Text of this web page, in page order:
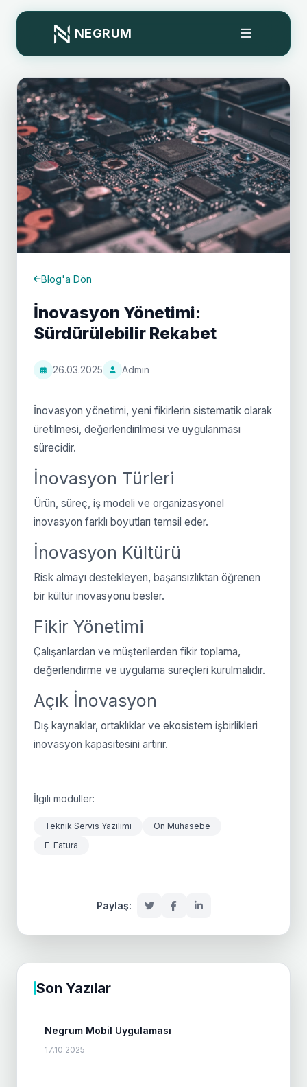
NEGRUM
Blog'a Dön
İnovasyon Yönetimi:
Sürdürülebilir Rekabet
26.03.2025 Admin
İnovasyon yönetimi, yeni fikirlerin sistematik olarak
üretilmesi, değerlendirilmesi ve uygulanması
sürecidir.
İnovasyon Türleri
Ürün, süreç, iş modeli ve organizasyonel
inovasyon farklı boyutları temsil eder.
İnovasyon Kültürü
Risk almayı destekleyen, başarısızlıktan öğrenen
bir kültür inovasyonu besler.
Fikir Yönetimi
Çalışanlardan ve müşterilerden fikir toplama,
değerlendirme ve uygulama süreçleri kurulmalıdır.
Açık İnovasyon
Dış kaynaklar, ortaklıklar ve ekosistem işbirlikleri
inovasyon kapasitesini artırır.
İlgili modüller:
Teknik Servis Yazılımı
Ön Muhasebe
E-Fatura
Paylaş:
Son Yazılar
Negrum Mobil Uygulaması
17.10.2025